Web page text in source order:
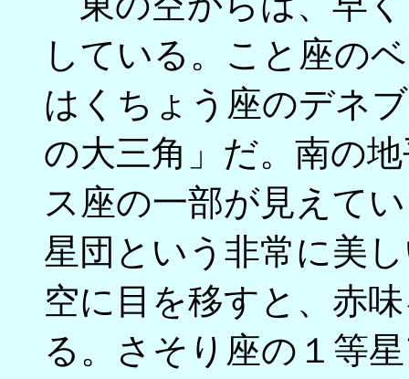
している。こと座の
はくちょう座のデネ
の大三角」だ。南の
ス座の一部が見えて
星団という非常に美
空に目を移すと、赤
る。さそり座の１等